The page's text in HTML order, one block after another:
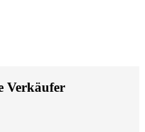
Verkäufer